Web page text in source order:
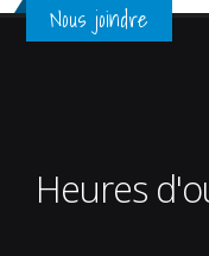
Nous joindre
Heures